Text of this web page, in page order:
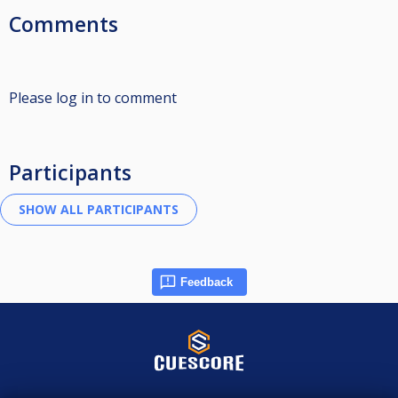
Comments
Please log in to comment
Participants
Feedback